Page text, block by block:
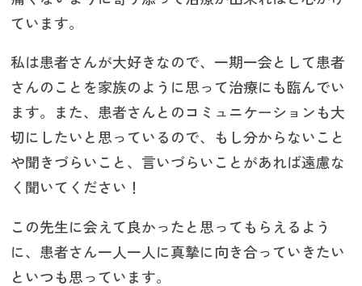
ています。
私は患者さんが大好きなので、一期一会として患者
さんのことを家族のように思って治療にも臨んでい
ます。また、患者さんとのコミュニケーションも大
切にしたいと思っているので、もし分からないこと
や聞きづらいこと、言いづらいことがあれば遠慮な
く聞いてください！
この先生に会えて良かったと思ってもらえるよう
に、患者さん一人一人に真摯に向き合っていきたい
といつも思っています。